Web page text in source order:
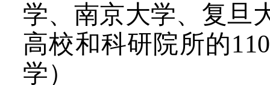
学、南京大学、复旦
高校和科研院所的
学）